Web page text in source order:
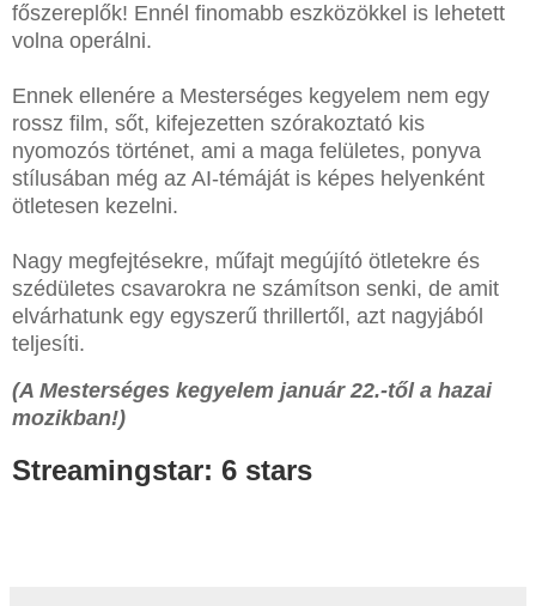
főszereplők! Ennél finomabb eszközökkel is lehetett
volna operálni.
Ennek ellenére a Mesterséges kegyelem nem egy
rossz film, sőt, kifejezetten szórakoztató kis
nyomozós történet, ami a maga felületes, ponyva
stílusában még az AI-témáját is képes helyenként
ötletesen kezelni.
Nagy megfejtésekre, műfajt megújító ötletekre és
szédületes csavarokra ne számítson senki, de amit
elvárhatunk egy egyszerű thrillertől, azt nagyjából
teljesíti.
(A Mesterséges kegyelem január 22.-től a hazai
mozikban!)
Streamingstar: 6 stars